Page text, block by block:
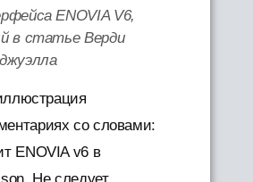
ENOVIA V6,
в статье Верди
со словами:
ENOVIA v6 в
Не следует